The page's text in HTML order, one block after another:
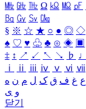
㎒ ㎓ ㎔ Ω ㏀ ㏁ ㎊
㏃ ㏉ ㏜ ㏆
§ ※ ☆ ★ ○ ● ◎ ◇
♠ ♡ ♥ ♧ ♣ ⊙ ◈ ▣
‡ ↕ ↗ ↙ ↖ ↘ ♭ ♩
ⅰ
ⅱ ⅲ ⅳ ⅴ ⅵ ⅶ
ع غ ف ق ک ل م ن ه
و ی
닫기